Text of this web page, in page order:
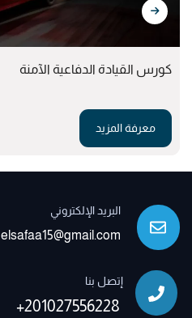
كورس القيادة الدفاعية الآمنة
معرفة المزيد
البريد الإلكتروني
elsafaa15@gmail.com
إتصل بنا
+201027556228